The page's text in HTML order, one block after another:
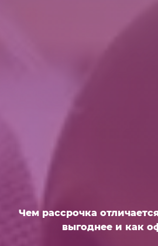
Чем рассрочка
выгоднее и как